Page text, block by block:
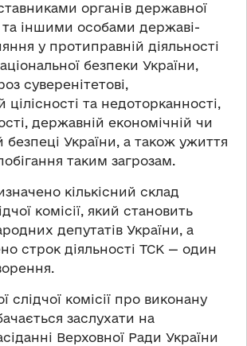
органів державної
та іншими особами державі-
у протиправній діяльності
безпеки України,
суверенітетові,
цілісності та недоторканності,
державній економічній чи
безпеці України, а також ужиття
таким загрозам.
кількісний склад
комісії, який становить
депутатів України, а
строк діяльності ТСК — один
слідчої комісії про виконану
заслухати на
Верховної Ради України